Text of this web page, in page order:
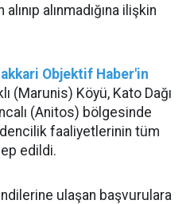
alınmadığına ilişkin
Objektif Haber'in
(Marunis) Köyü, Kato Dağı
(Anitos) bölgesinde
faaliyetlerinin tüm
edildi.
ulaşan başvurulara